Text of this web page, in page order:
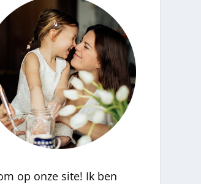
op onze site! Ik ben